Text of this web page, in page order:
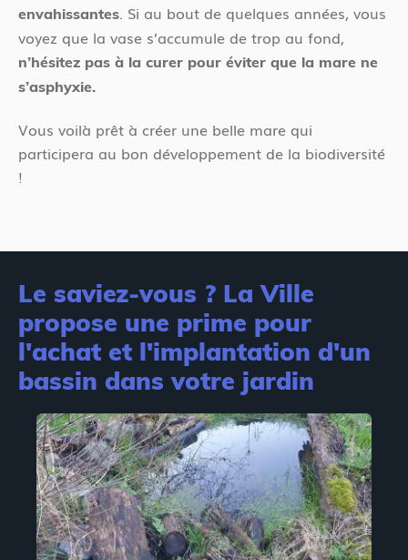
envahissantes . Si au bout de quelques années, vous
voyez que la vase s’accumule de trop au fond,
n’hésitez pas à la curer pour éviter que la mare ne
s’asphyxie.
Vous voilà prêt à créer une belle mare qui
participera au bon développement de la biodiversité
!
Le saviez-vous ? La Ville
propose une prime pour
l'achat et l'implantation d'un
bassin dans votre jardin